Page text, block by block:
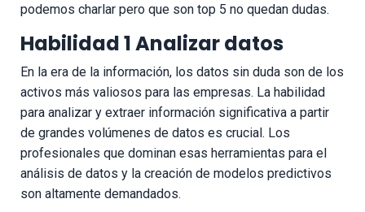
podemos charlar pero que son top 5 no quedan dudas.
Habilidad 1 Analizar datos
En la era de la información, los datos sin duda son de los
activos más valiosos para las empresas. La habilidad
para analizar y extraer información significativa a partir
de grandes volúmenes de datos es crucial. Los
profesionales que dominan esas herramientas para el
análisis de datos y la creación de modelos predictivos
son altamente demandados.